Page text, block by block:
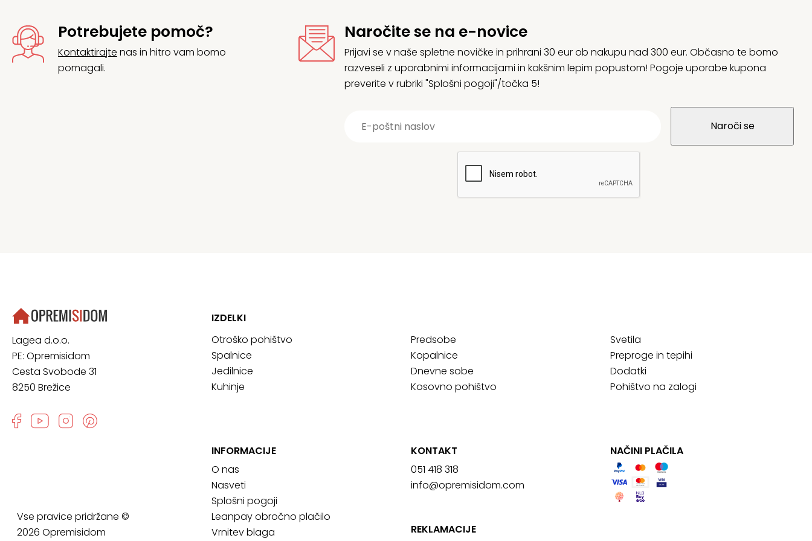
Potrebujete pomoč?
Kontaktirajte nas in hitro vam bomo
pomagali.
Naročite se na e-novice
Prijavi se v naše spletne novičke in prihrani 30 eur ob nakupu nad 300 eur. Občasno te bomo
razveseli z uporabnimi informacijami in kakšnim lepim popustom! Pogoje uporabe kupona
preverite v rubriki "Splošni pogoji"/točka 5!
Lagea d.o.o.
PE: Opremisidom
Cesta Svobode 31
8250 Brežice
Vse pravice pridržane ©
2026 Opremisidom
IZDELKI
Otroško pohištvo
Spalnice
Jedilnice
Kuhinje
Predsobe
Kopalnice
Dnevne sobe
Kosovno pohištvo
Svetila
Preproge in tepihi
Dodatki
Pohištvo na zalogi
INFORMACIJE
O nas
Nasveti
Splošni pogoji
Leanpay obročno plačilo
Vrnitev blaga
KONTAKT
051 418 318
info@opremisidom.com
REKLAMACIJE
NAČINI PLAČILA